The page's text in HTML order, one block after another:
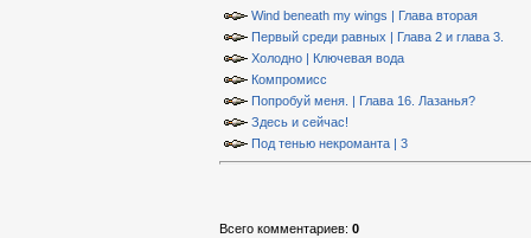
Wind beneath my wings | Глава вторая
Первый среди равных | Глава 2 и глава 3.
Холодно | Ключевая вода
Компромисс
Попробуй меня. | Глава 16. Лазанья?
Здесь и сейчас!
Под тенью некроманта | 3
Всего комментариев: 0